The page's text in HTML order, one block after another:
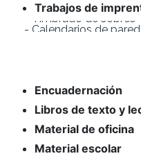
Trabajos de
- Calendarios de
- Carpetas corporativas
- Cartas para bares y
- Tarjetas de visita
- Etiquetas precios
- Entradas eventos
- Tickets consumición
- Papeletas sorteos
Encuadernación
Libros de texto y
Material de oficina
Material escolar